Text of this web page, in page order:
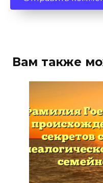
Вам также